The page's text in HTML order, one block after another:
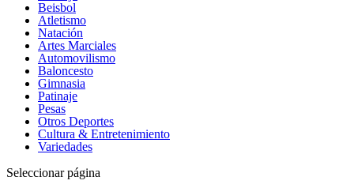
Beisbol
Atletismo
Natación
Artes Marciales
Automovilismo
Baloncesto
Gimnasia
Patinaje
Pesas
Otros Deportes
Cultura & Entretenimiento
Variedades
Seleccionar página